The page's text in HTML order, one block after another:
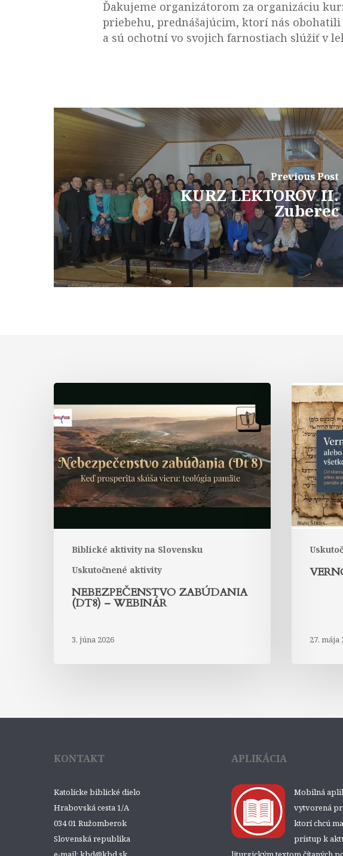
Ďakujeme organizátorom za organizáciu
priebehu, prednášajúcim, ktorí nás
a sú ochotní vo svojich farnostiach slúžiť v
Previous Post
KURZ LEKTOROV II.
Zuberec
Biblické aktivity na Slovensku
Uskutočnené aktivity
Nebezpečenstvo
zabúdania
(Dt8)
–
webinár
NEBEZPEČENSTVO ZABÚDANIA
(DT8) – WEBINÁR
3. júna 2026
Vernosť
po
páde
–
webinár
27. mája
KONTAKT
Katolícke biblické dielo
Hrabovská cesta 1/A
034 01 Ružomberok
Slovenská republika
APLIKÁCIA
Mobilná
vytvorená
ktorí chcú
prístup k